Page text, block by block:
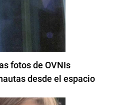
fotos de OVNIs
desde el espacio